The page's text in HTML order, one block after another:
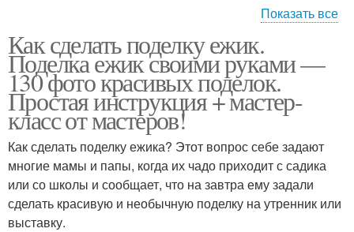
Поделки из шишек Ёжики из шишек
Ежик из шишки
шишек
Шишка к пластиковой
Поделки из еловых
Показать все
Как сделать поделку ежик.
Поделка ежик своими руками —
130 фото красивых поделок.
Простая инструкция + мастер-
класс от мастеров!
Как сделать поделку ежика? Этот вопрос себе задают
многие мамы и папы, когда их чадо приходит с садика
или со школы и сообщает, что на завтра ему задали
сделать красивую и необычную поделку на утренник или
выставку.